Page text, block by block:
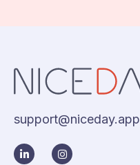
support@niceday.app